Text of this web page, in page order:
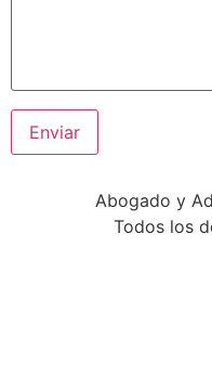
Abogado y
Todos los